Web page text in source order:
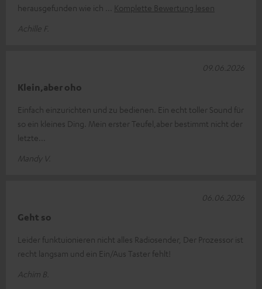
herausgefunden wie ich
Komplette Bewertung lesen
Achille F.
Klein,aber oho
Einfach einzurichten und zu bedienen. Ein echt toller Sound für
so ein kleines Ding. Mein erster Teufel,aber bestimmt nicht der
letzte...
Mandy V.
09.06.2026
Geht so
Leider funktuionieren nicht alles Radiosender, Der Prozessor ist
recht langsam und ein Ein/Aus Taster fehlt!
Achim B.
06.06.2026